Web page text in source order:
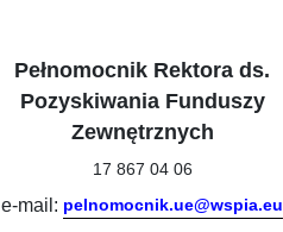
Pełnomocnik Rektora ds.
Pozyskiwania Funduszy
Zewnętrznych
17 867 04 06
e-mail: pelnomocnik.ue@wspia.eu